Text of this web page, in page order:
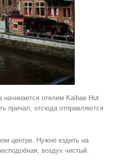
отелем Kaibae Hut
причал, отсюда отправляются
центре. Нужно ездить на
воздух чистый.